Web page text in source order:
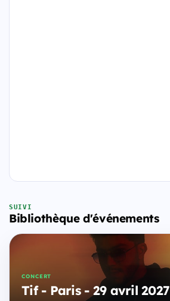
SUIVI
Bibliothèque d'événements
CONCERT
Tif - Paris - 29 avril 2027